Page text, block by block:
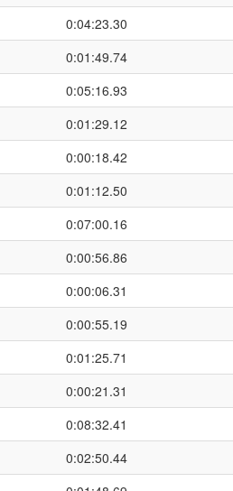
0:04:23.30
0:01:49.74
0:05:16.93
0:01:29.12
0:00:18.42
0:01:12.50
0:07:00.16
0:00:56.86
0:00:06.31
0:00:55.19
0:01:25.71
0:00:21.31
0:08:32.41
0:02:50.44